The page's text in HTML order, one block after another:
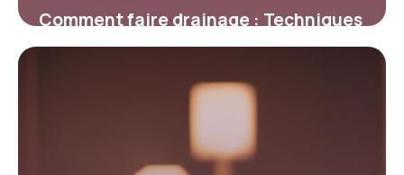
Comment faire drainage : Techniques
kiné 2026